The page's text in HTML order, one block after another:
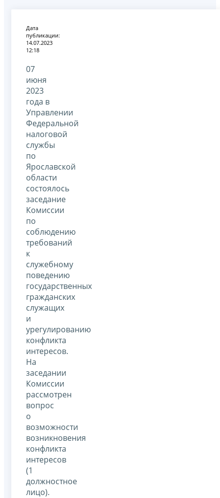
Дата
публикации:
14.07.2023
12:18
07
июня
2023
года в
Управлении
Федеральной
налоговой
службы
по
Ярославской
области
состоялось
заседание
Комиссии
по
соблюдению
требований
к
служебному
поведению
государственных
гражданских
служащих
и
урегулированию
конфликта
интересов.
На
заседании
Комиссии
рассмотрен
вопрос
о
возможности
возникновения
конфликта
интересов
(1
должностное
лицо).